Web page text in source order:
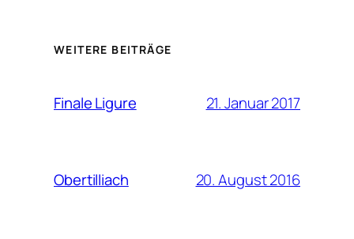
WEITERE BEITRÄGE
Finale Ligure 21. Januar 2017
Obertilliach 20. August 2016